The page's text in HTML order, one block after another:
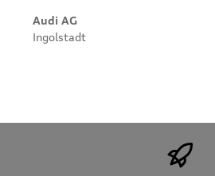
Audi AG
Ingolstadt